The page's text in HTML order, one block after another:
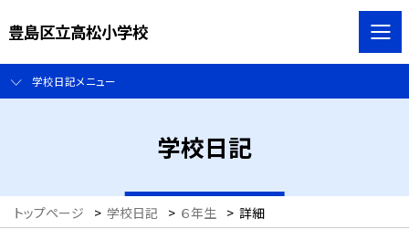
豊島区立高松小学校
学校日記メニュー
学校日記
トップページ > 学校日記 > ６年生 > 詳細